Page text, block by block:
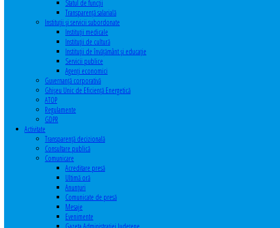
Statul de funcții
Transparență salarială
Instituţii şi servicii subordonate
Instituţii medicale
Instituţii de cultură
Instituţii de învăţământ şi educaţie
Servicii publice
Agenţi economici
Guvernanță corporativă
Ghişeu Unic de Eficienţă Energetică
ATOP
Regulamente
GDPR
Activitate
Transparenţă decizională
Consultare publică
Comunicare
Acreditare presă
Ultimă oră
Anunţuri
Comunicate de presă
Mesaje
Evenimente